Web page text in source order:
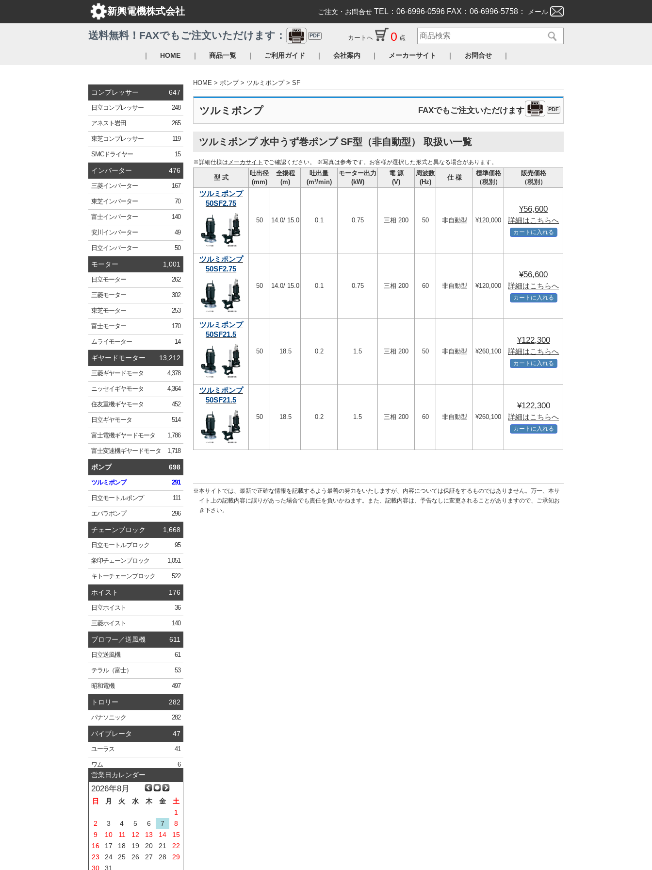
新興電機株式会社 ご注文・お問合せ TEL：06-6996-0596 FAX：06-6996-5758： メール
｜ HOME ｜ 商品一覧 ｜ ご利用ガイド ｜ 会社案内 ｜ メーカーサイト ｜ お問合せ ｜
コンプレッサー 647
日立コンプレッサー 248
アネスト岩田 265
東芝コンプレッサー 119
SMCドライヤー 15
インバーター 476
三菱インバーター 167
東芝インバーター 70
富士インバーター 140
安川 インバーター 49
日立インバーター 50
モーター 1,001
日立モーター 262
三菱モーター 302
東芝モーター 253
富士モーター 170
ムライモーター 14
ギヤードモーター 13,212
三菱ギヤードモータ 4,378
ニッセイギヤモータ 4,364
住友重機ギヤモータ 452
日立ギヤモータ 514
富士電機ギヤードモータ 1,786
富士変速機ギヤードモータ 1,718
ポンプ 698
ツルミポンプ 291
日立モートルポンプ 111
エバラポンプ 296
チェーンブロック 1,668
日立モートルブロック 95
象印チェーンブロック 1,051
キトーチェーンブロック 522
ホイスト 176
日立ホイスト 36
三菱ホイスト 140
ブロワー／送風機 611
日立送風機 61
テラル（富士） 53
昭和電機 497
トロリー 282
パナソニック 282
バイブレータ 47
ユーラス 41
ワム 6
営業日カレンダー
2026年8月
日 月 火 水 木 金
土
1
2
3 4 5 6 7
8
9
10 11 12 13 14
15
16
17 18 19 20 21
22
23
24 25 26 27 28
29
30
31
送料無料！FAXでもご注文いただけます： PDF カートへ 0 点
HOME ポンプ ツルミポンプ SF
ツルミポンプ FAXでもご注文いただけます PDF
ツルミポンプ 水中うず巻ポンプ SF型（非自動型） 取扱い一覧
※詳細仕様は メーカサイトでご確認ください。 ※写真は参考です。お客様が選択した形式と異なる場合があります。
型 式
吐出径
(mm)
全揚程
(m)
吐出量
(m³/min)
モーター出力
(kW)
電 源
(V)
周波数
(Hz)
仕 様
標準価格
（税別）
販売価格
（税別）
ツルミポンプ
50SF2.75
50 14.0/ 15.0 0.1 0.75 三相 200 50 非自動型 ¥120,000
¥56,600
詳細はこちらへ
カートに入れる
ツルミポンプ
50SF2.75
50 14.0/ 15.0 0.1 0.75 三相 200 60 非自動型 ¥120,000
¥56,600
詳細はこちらへ
カートに入れる
ツルミポンプ
50SF21.5
50 18.5 0.2 1.5 三相 200 50 非自動型 ¥260,100
¥122,300
詳細はこちらへ
カートに入れる
ツルミポンプ
50SF21.5
50 18.5 0.2 1.5 三相 200 60 非自動型 ¥260,100
¥122,300
詳細はこちらへ
カートに入れる
※本サイトでは、最新で正確な情報を記載するよう最善の努力をいたしますが、内容については保証をするものではありません。万一、本サ
イト上の記載内容に誤りがあった場合でも責任を負いかねます。また、記載内容は、予告なしに変更されることがありますので、ご承知お
き下さい。